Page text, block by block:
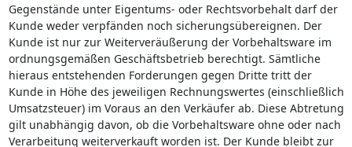
Gegenstände unter Eigentums- oder Rechtsvorbehalt darf der
Kunde weder verpfänden noch sicherungsübereignen. Der
Kunde ist nur zur Weiterveräußerung der Vorbehaltsware im
ordnungsgemäßen Geschäftsbetrieb berechtigt. Sämtliche
hieraus entstehenden Forderungen gegen Dritte tritt der
Kunde in Höhe des jeweiligen Rechnungswertes (einschließlich
Umsatzsteuer) im Voraus an den Verkäufer ab. Diese Abtretung
gilt unabhängig davon, ob die Vorbehaltsware ohne oder nach
Verarbeitung weiterverkauft worden ist. Der Kunde bleibt zur